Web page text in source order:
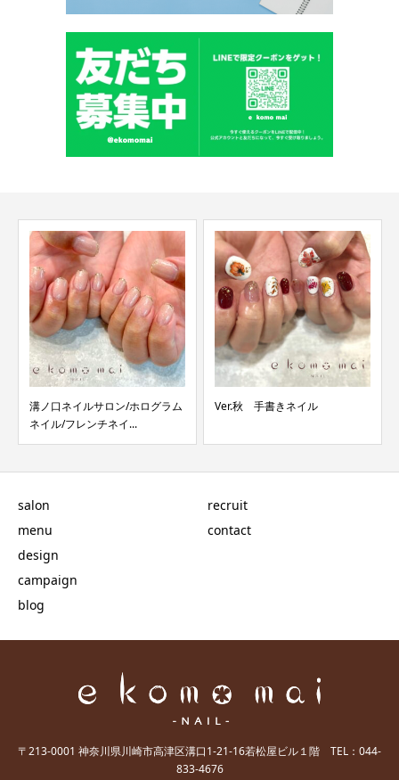
溝ノ口ネイルサロン/ホログラム
ネイル/フレンチネイ...
Ver.秋 手書きネイル
salon
menu
design
campaign
blog
recruit
contact
〒213-0001 神奈川県川崎市高津区溝口1-21-16若松屋ビル１階 TEL：044-
833-4676